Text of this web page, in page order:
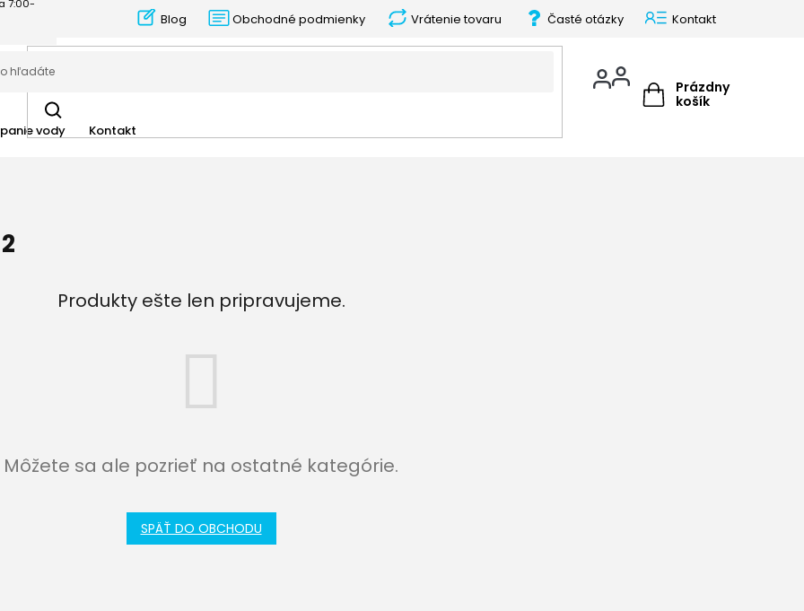
Blog Obchodné podmienky Vrátenie tovaru Časté otázky Kontakt
NÁKUPNÝ
Prázdny
košík
vody Kontakt
Produkty ešte len pripravujeme.
Môžete sa ale pozrieť na ostatné kategórie.
SPÄŤ DO OBCHODU